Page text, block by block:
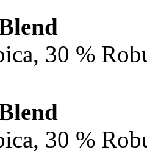
30 %
30 %